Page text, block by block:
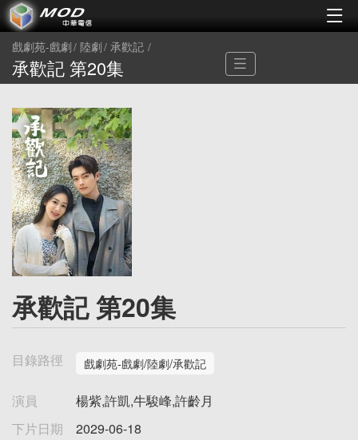
戲劇苑-戲劇 陸劇 承歡記
承歡記 第20集
承歡記 第20集
目錄路徑 戲劇苑-戲劇/陸劇/承歡記
演員
楊紫,許凱,牛駿峰,許齡月
下片日期
2029-06-18